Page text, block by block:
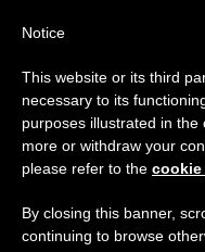
إصلاح آثار
القرن السابع
Notice
This website or its third
necessary to its
purposes illustrated in the
more or withdraw your
please refer to the
By closing this banner,
continuing to browse